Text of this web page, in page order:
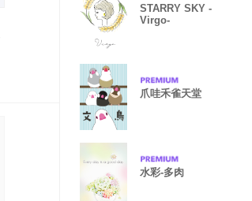
STARRY SKY -
Virgo-
爪哇禾雀天堂
水彩-多肉